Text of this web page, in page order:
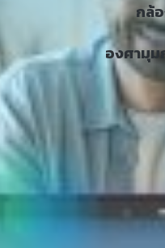
กล้
องศามุม